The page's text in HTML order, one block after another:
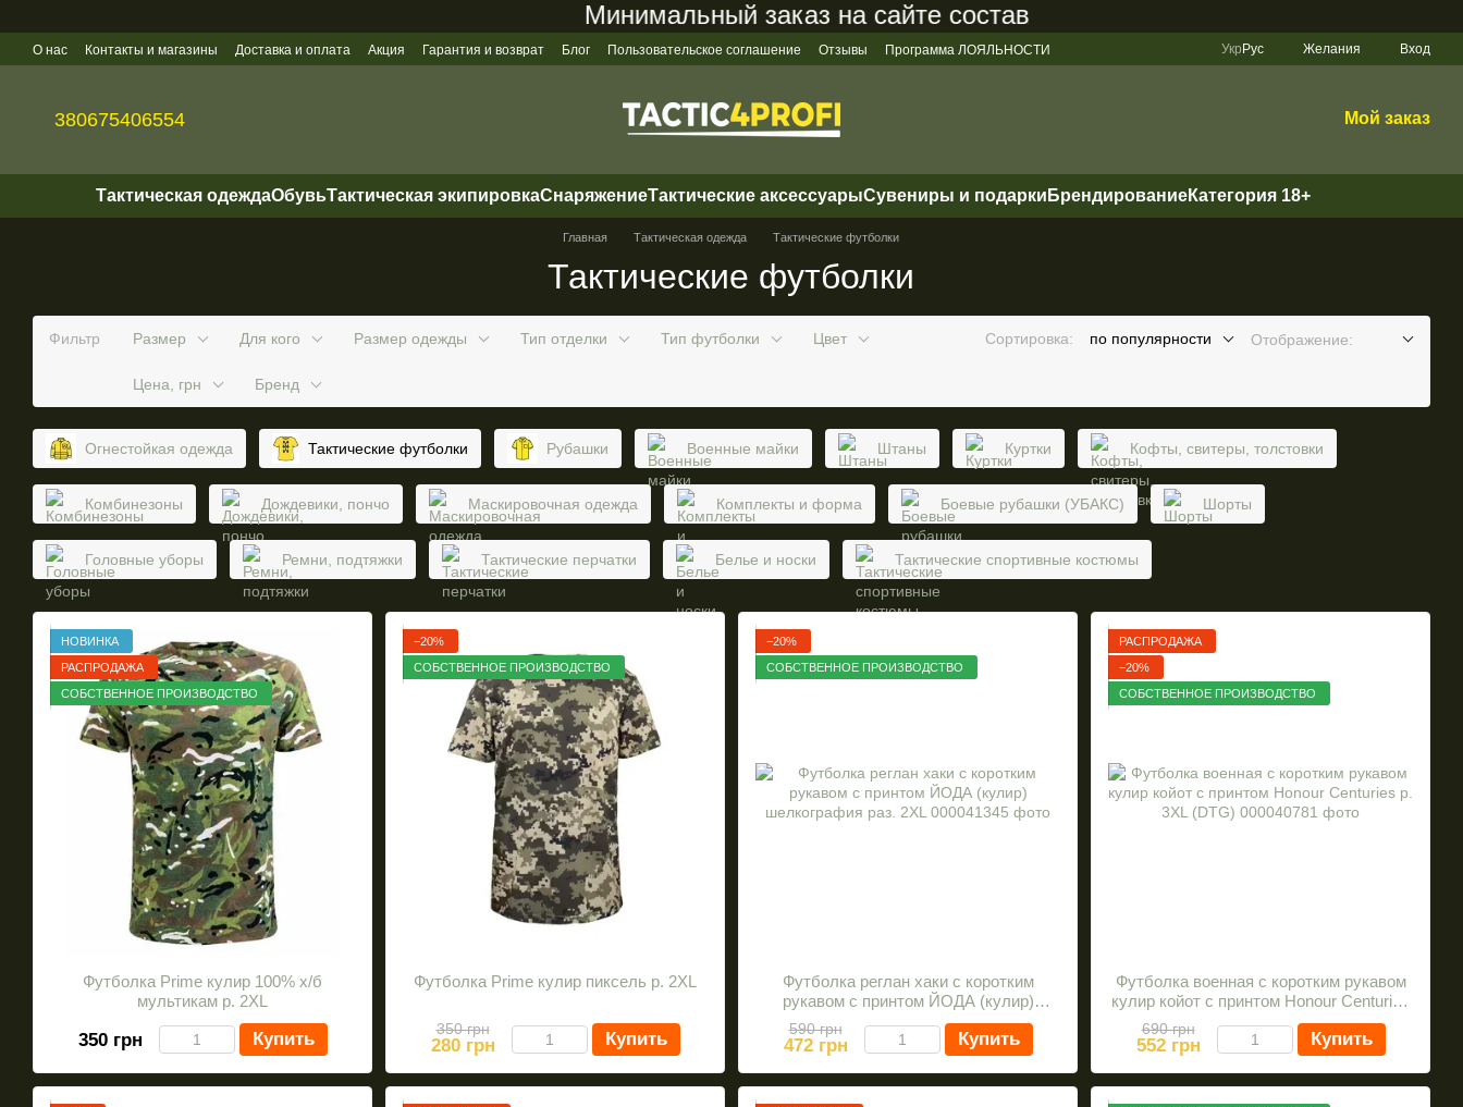
Минимальный заказ на сайте составляет 200 грн
О нас Контакты и магазины Доставка и оплата Акция Гарантия и возврат Блог Пользовательское соглашение Отзывы
Программа ЛОЯЛЬНОСТИ
Укр Рус Желания Вход
380675406554 Мой заказ
Тактическая одеждаОбувьТактическая экипировкаСнаряжениеТактические аксессуарыСувениры и подарки БрендированиеКатегория 18+
Главная Тактическая одежда Тактические футболки
Тактические футболки
Фильтр Размер Для кого Размер одежды Тип отделки Тип футболки Цвет
Цена, грн Бренд
Сортировка: по популярности Отображение:
Огнестойкая одежда Тактические футболки Рубашки Военные майки Штаны Куртки Кофты, свитеры, толстовки
Комбинезоны Дождевики, пончо Маскировочная одежда Комплекты и форма Боевые рубашки (УБАКС) Шорты
Головные уборы Ремни, подтяжки Тактические перчатки Белье и носки Тактические спортивные костюмы
НОВИНКА
РАСПРОДАЖА
СОБСТВЕННОЕ ПРОИЗВОДСТВО
Футболка Prime кулир 100% x/б
мультикам р. 2XL
350 грн Купить
−20%
СОБСТВЕННОЕ ПРОИЗВОДСТВО
Футболка Prime кулир пиксель р. 2XL
350 грн
280 грн Купить
−20%
СОБСТВЕННОЕ ПРОИЗВОДСТВО
Футболка реглан хаки с коротким
рукавом с принтом ЙОДА (кулир)
шелкография раз. 2XL
590 грн
472 грн Купить
РАСПРОДАЖА
−20%
СОБСТВЕННОЕ ПРОИЗВОДСТВО
Футболка военная с коротким рукавом
кулир койот с принтом Honour Centuries
р. 3XL (DTG)
690 грн
552 грн Купить